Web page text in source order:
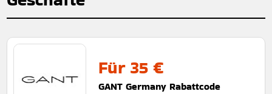
Für 35 €
GANT Germany Rabattcode